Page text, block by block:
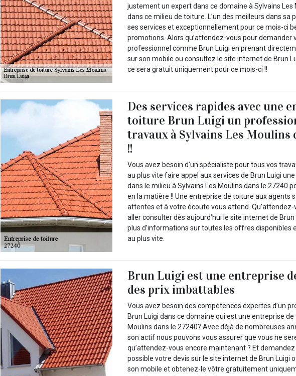
justement un expert dans ce domaine à Sylvains Les
dans ce milieu de toiture. L’un des meilleurs dans sa
ses services et exceptionnellement pour ce mois-ci
promotions. Alors qu’attendez-vous pour demander
professionnel comme Brun Luigi en prenant
sur son mobile ou consultez le site internet de Brun
ce sera gratuit uniquement pour ce mois-ci !!
Des services rapides avec une
toiture Brun Luigi un
travaux à Sylvains Les Moulins
!!
Vous avez besoin d’un spécialiste pour tous vos
au plus vite faire appel aux services de Brun Luigi
dans le milieu à Sylvains Les Moulins dans le 27240
en la matière !! Une entreprise de toiture aux agents
attentes et à votre écoute vous attend.
aller consulter dès aujourd’hui le site internet de Brun
plus d’informations sur toutes les offres disponibles
au plus vite.
Brun Luigi est une entreprise
des prix imbattables
Vous avez besoin des compétences expertes d’un
Brun Luigi dans ce domaine qui est une entreprise
Moulins dans le 27240? Avec déjà de nombreuses
son actif nous pouvons vous assurer que vous ne
qu’attendez-vous encore maintenant ? Et
possible votre devis sur le site internet de Brun Luigi
son mobile et obtenez-le vôtre gratuitement